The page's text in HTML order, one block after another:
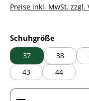
Preise inkl. MwSt. zzgl.
Schuhgröße
37 38
43
44
Produkt Anzahl: